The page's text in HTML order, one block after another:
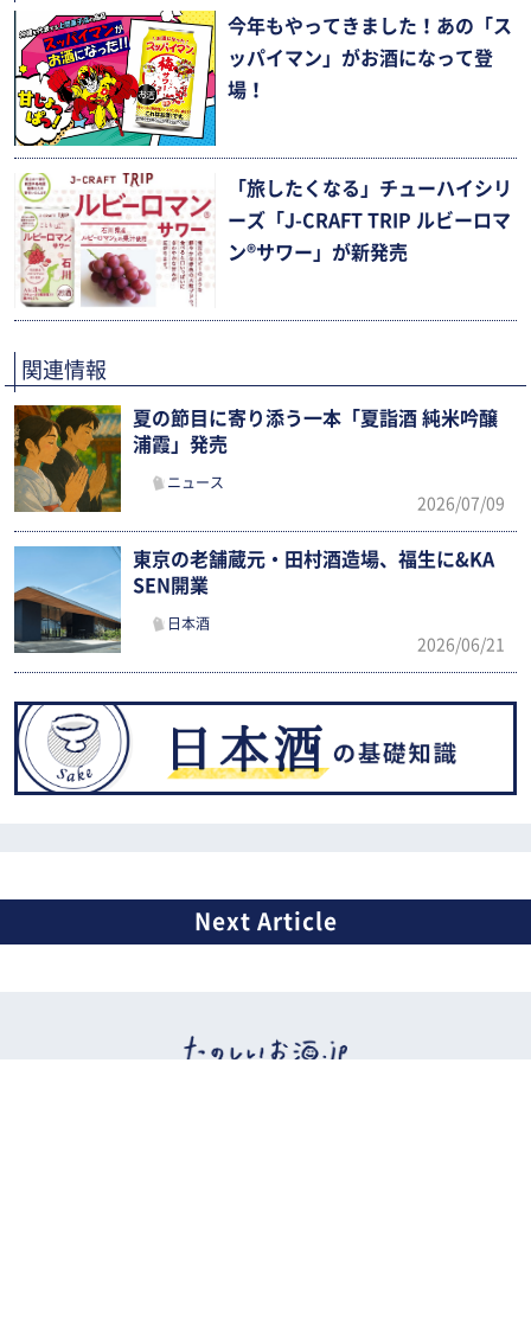
今年もやってきました！あの「ス
ッパイマン」がお酒になって登
場！
「旅したくなる」チューハイシリ
ーズ「J-CRAFT TRIP ルビーロマ
ン®サワー」が新発売
関連情報
夏の節目に寄り添う一本「夏詣酒 純米吟醸
浦霞」発売
ニュース
2026/07/09
東京の老舗蔵元・田村酒造場、福生に&KA
SEN開業
日本酒
2026/06/21